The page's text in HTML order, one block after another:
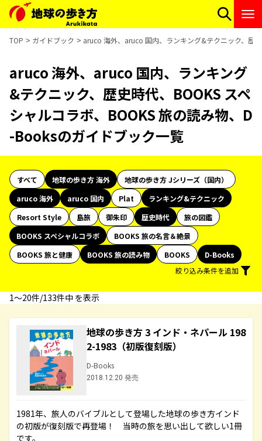
TOP ガイドブック aruco 海外、aruco 国内、ランキング&テクニック、歴
aruco 海外、aruco 国内、ランキング
&テクニック、歴史時代、BOOKS スペ
シャルコラボ、BOOKS 旅の読み物、D
-Booksのガイドブック一覧
すべて 地球の歩き方 海外
地球の歩き方 Jシリーズ（国内）
aruco 海外
aruco 国内 Plat
ランキング&テクニック
Resort Style
島旅 御朱印 歴史時代
旅の図鑑
BOOKS スペシャルコラボ
BOOKS 旅の名言＆絶景
BOOKS 旅と健康
BOOKS 旅の読み物 BOOKS
D-Books
絞り込み条件を追加
1〜20件/133件中 を表示
地球の歩き方 3 インド・ネパール 198
2-1983（初版復刻版）
D-Books
2018.12.20 発売
1981年、旅人のバイブルとして登場した地球の歩き方インド
の初版が復刻版で再登場！ 当時の旅を思い出して欲しい1冊
です。